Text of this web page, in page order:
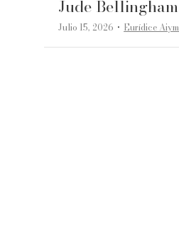
Jude Bellingham
Julio 15, 2026 ·Eurídice